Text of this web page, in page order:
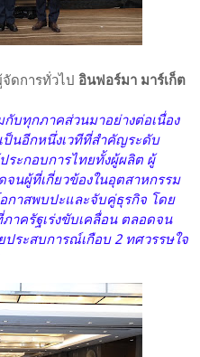
ดการทั่วไป อินฟอร์มา มาร์เก็ต
บทุกภาคส่วนมาอย่างต่อเนื่อง
ป็นอีกหนึ่งเวทีที่สำคัญระดับ
ระกอบการไทยทั้งผู้ผลิต ผู้
นผู้ที่เกี่ยวข้องในอุตสาหกรรม
กาสพบปะและจับคู่ธุรกิจ โดย
าครัฐเร่งขับเคลื่อน ตลอดจน
ระสบการณ์เกือบ 2 ทศวรรษใจ